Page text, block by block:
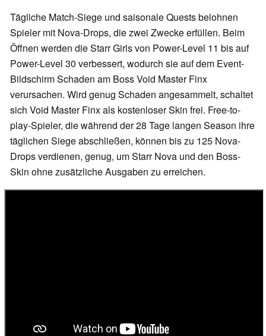
Tägliche Match-Siege und saisonale Quests belohnen
Spieler mit Nova-Drops, die zwei Zwecke erfüllen. Beim
Öffnen werden die Starr Girls von Power-Level 11 bis auf
Power-Level 30 verbessert, wodurch sie auf dem Event-
Bildschirm Schaden am Boss Void Master Finx
verursachen. Wird genug Schaden angesammelt, schaltet
sich Void Master Finx als kostenloser Skin frei. Free-to-
play-Spieler, die während der 28 Tage langen Season ihre
täglichen Siege abschließen, können bis zu 125 Nova-
Drops verdienen, genug, um Starr Nova und den Boss-
Skin ohne zusätzliche Ausgaben zu erreichen.